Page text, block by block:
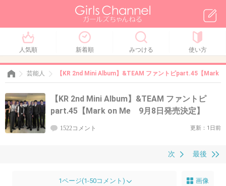
人気順 新着順 みつける 使い方
芸能人 【KR 2nd Mini Album】&TEAM ファントピpart.45【Mark
【KR 2nd Mini Album】&TEAM ファントピ
part.45【Mark on Me 9月8日発売決定】
1522コメント 更新：1日前
最後
次
1ページ(1-50コメント) 画像